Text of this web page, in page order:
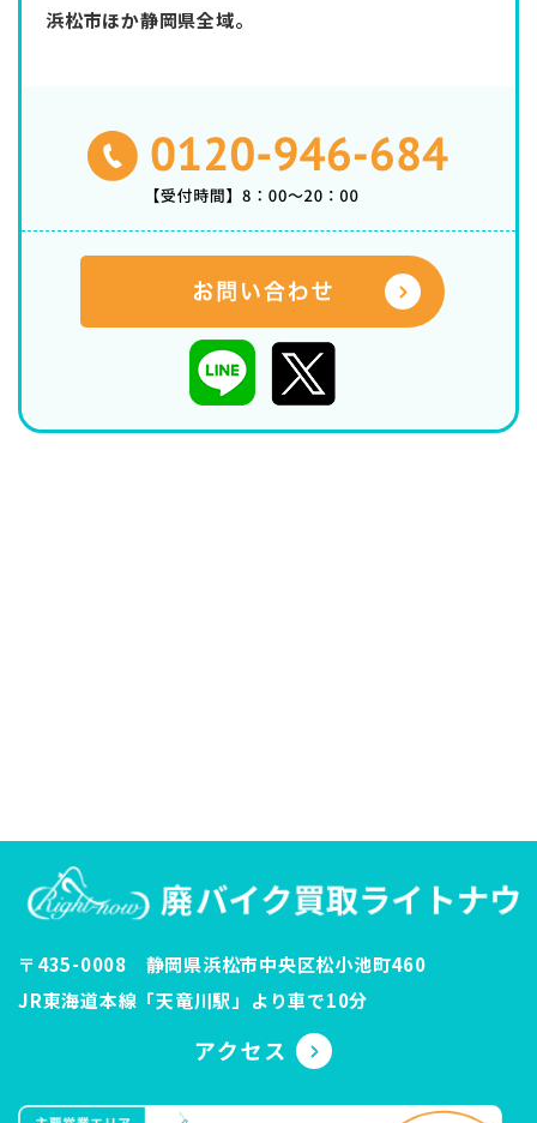
浜松市ほか静岡県全域。
〒435-0008 静岡県浜松市中央区松小池町460
JR東海道本線「天竜川駅」より車で10分